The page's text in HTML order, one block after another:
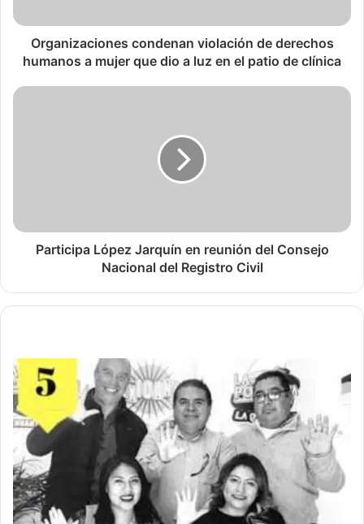
Organizaciones condenan violación de derechos
humanos a mujer que dio a luz en el patio de clínica
Participa López Jarquín en reunión del Consejo
Nacional del Registro Civil